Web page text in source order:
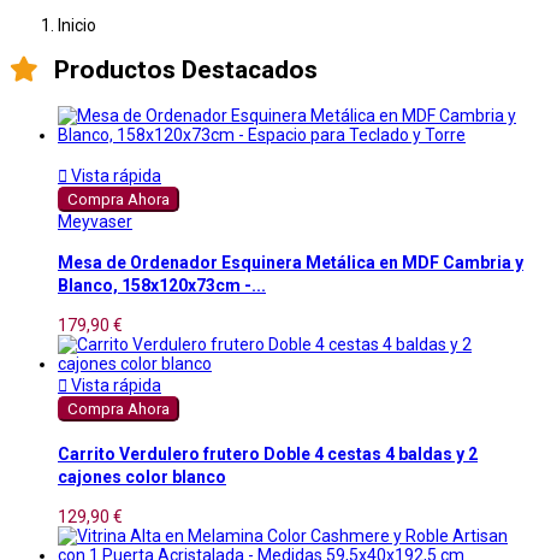
Inicio
Productos Destacados
 Vista rápida
Compra Ahora
Meyvaser
Mesa de Ordenador Esquinera Metálica en MDF Cambria y
Blanco, 158x120x73cm -...
179,90 €
 Vista rápida
Compra Ahora
Carrito Verdulero frutero Doble 4 cestas 4 baldas y 2
cajones color blanco
129,90 €